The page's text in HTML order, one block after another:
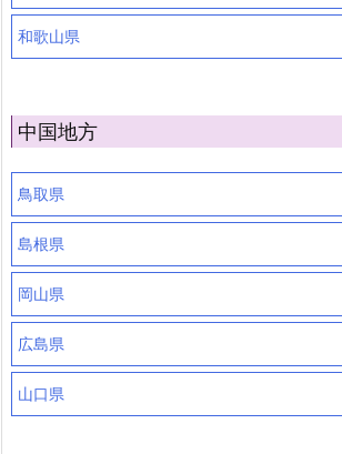
和歌山県
中国地方
鳥取県
島根県
岡山県
広島県
山口県